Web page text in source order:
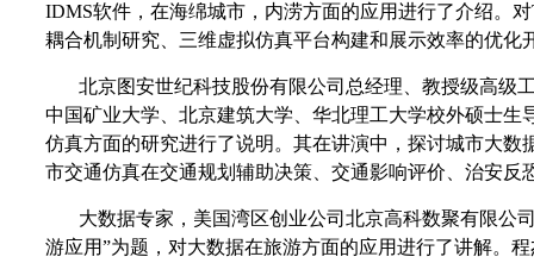
IDMS软件，在海绵城市，内涝方面的应用进行了介绍。
耦合机制研究、三维虚拟仿真平台构建和展示效率的优化
北京图安世纪科技股份有限公司总经理、教授级高级
中国矿业大学、北京建筑大学、华北理工大学校外硕士
仿真方面的研究进行了说明。其在讲演中，探讨城市大
市交通仿真在交通规划辅助决策、交通影响评价、治安
大数据专家，美国湾区创业公司北京高科数聚有限公
游应用”为题，对大数据在旅游方面的应用进行了讲解。